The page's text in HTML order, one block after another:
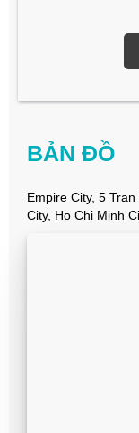
BẢN ĐỒ
Empire City, 5
City, Ho Chi Minh